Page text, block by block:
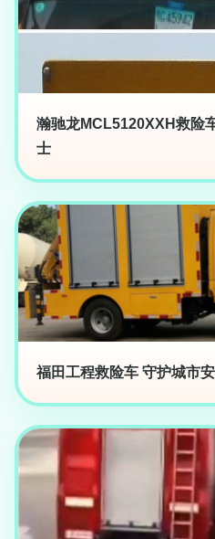
瀚驰龙MCL5120XXH救险
士
福田工程救险车 守护城市